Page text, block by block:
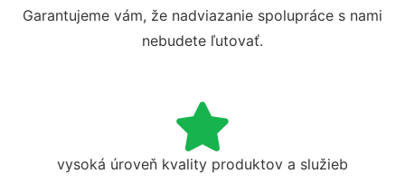
Garantujeme vám, že nadviazanie spolupráce s nami
nebudete ľutovať.
vysoká úroveň kvality produktov a služieb